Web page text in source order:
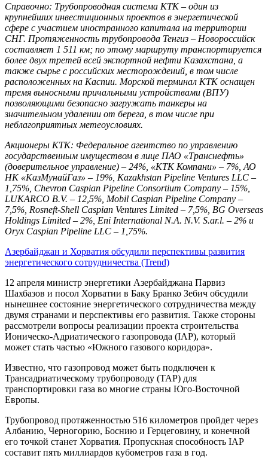
Справочно: Трубопроводная система КТК – один из
крупнейших инвестиционных проектов в энергетической
сфере с участием иностранного капитала на территории
СНГ. Протяженность трубопровода Тенгиз – Новороссийск
составляет 1 511 км; по этому маршруту транспортируется
более двух третей всей экспортной нефти Казахстана, а
также сырье с российских месторождений, в том числе
расположенных на Каспии. Морской терминал КТК оснащен
тремя выносными причальными устройствами (ВПУ)
позволяющими безопасно загружать танкеры на
значительном удалении от берега, в том числе при
неблагоприятных метеоусловиях.
Акционеры КТК: Федеральное агентство по управлению
государственным имуществом в лице ПАО «Транснефть»
(доверительное управление) – 24%, «КТК Компани» – 7%, АО
НК «КазМунайГаз» – 19%, Kazakhstan Pipeline Ventures LLC –
1,75%, Chevron Caspian Pipeline Consortium Company – 15%,
LUKARCO B.V. – 12,5%, Mobil Caspian Pipeline Company –
7,5%, Rosneft-Shell Caspian Ventures Limited – 7,5%, BG Overseas
Holdings Limited – 2%, Eni International N.A. N.V. S.ar.l. – 2% и
Oryx Caspian Pipeline LLC – 1,75%.
Азербайджан и Хорватия обсудили перспективы развития
энергетического сотрудничества (Trend)
12 апреля министр энергетики Азербайджана Парвиз
Шахбазов и посол Хорватии в Баку Бранко Зебич обсудили
нынешнее состояние энергетического сотрудничества между
двумя странами и перспективы его развития. Также стороны
рассмотрели вопросы реализации проекта строительства
Ионическо-Адриатического газопровода (IAP), который
может стать частью «Южного газового коридора».
Известно, что газопровод может быть подключен к
Трансадриатическому трубопроводу (ТАР) для
транспортировки газа во многие страны Юго-Восточной
Европы.
Трубопровод протяженностью 516 километров пройдет через
Албанию, Черногорию, Боснию и Герцеговину, и конечной
его точкой станет Хорватия. Пропускная способность IAP
составит пять миллиардов кубометров газа в год.